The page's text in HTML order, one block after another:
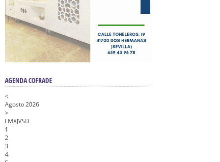
AGENDA COFRADE
<
Agosto 2026
>
LMXJVSD
1
2
3
4